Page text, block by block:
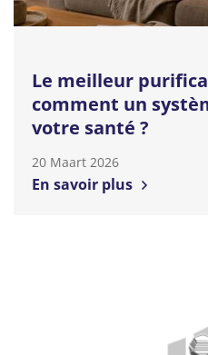
Le meilleur
comment un
votre santé ?
20 Maart 2026
En savoir plus